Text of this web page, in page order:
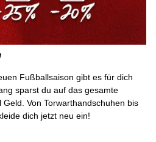
Fußballsaison gibt es für dich
sparst du auf das gesamte
Geld. Von Torwarthandschuhen bis
dich jetzt neu ein!